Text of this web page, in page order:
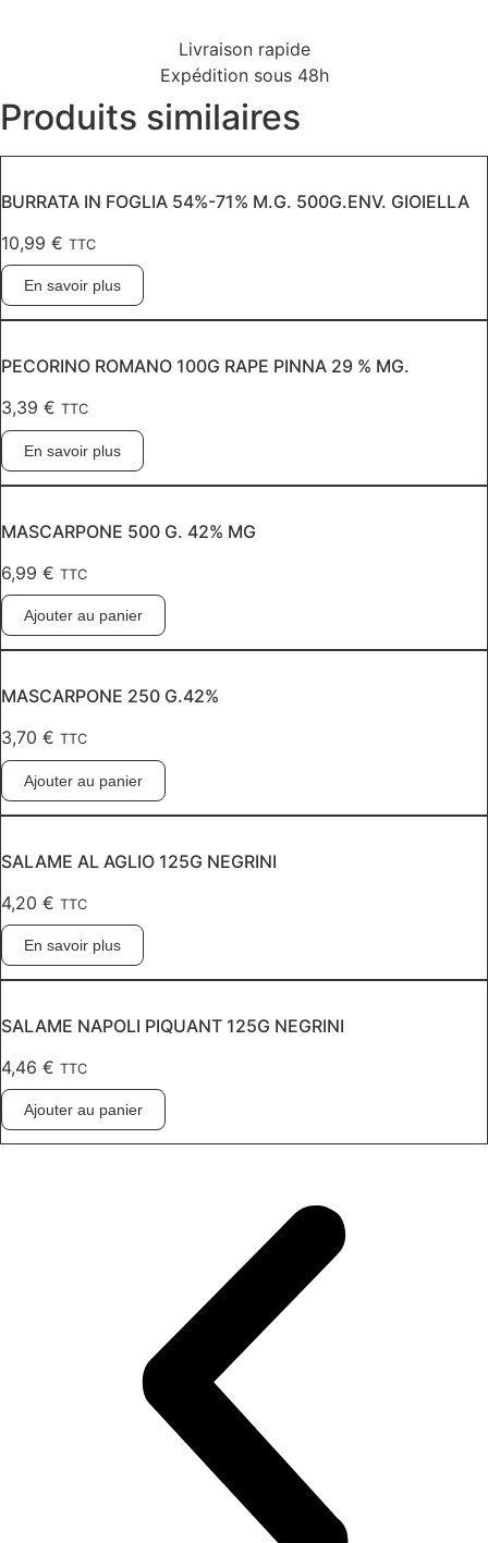
Livraison rapide
Expédition sous 48h
Produits similaires
BURRATA IN FOGLIA 54%-71% M.G. 500G.ENV. GIOIELLA
10,99 € TTC
En savoir plus
PECORINO ROMANO 100G RAPE PINNA 29 % MG.
3,39 € TTC
En savoir plus
MASCARPONE 500 G. 42% MG
6,99 € TTC
Ajouter au panier
MASCARPONE 250 G.42%
3,70 € TTC
Ajouter au panier
SALAME AL AGLIO 125G NEGRINI
4,20 € TTC
En savoir plus
SALAME NAPOLI PIQUANT 125G NEGRINI
4,46 € TTC
Ajouter au panier